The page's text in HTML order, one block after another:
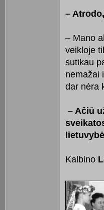
–
– Mano
veikloje
sutikau
nemažai
dar nėra
– Ačiū
Kalbino